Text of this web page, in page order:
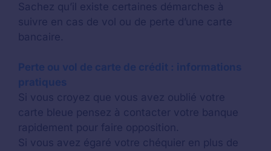
Sachez qu’il existe certaines démarches à
suivre en cas de vol ou de perte d’une carte
bancaire.
Perte ou vol de carte de crédit : informations
pratiques
Si vous croyez que vous avez oublié votre
carte bleue pensez à contacter votre banque
rapidement pour faire opposition.
Si vous avez égaré votre chéquier en plus de